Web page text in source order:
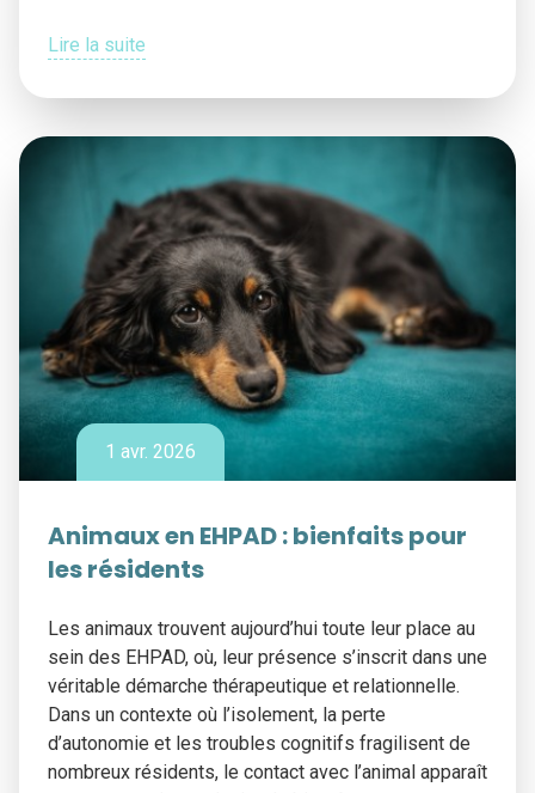
Lire la suite
1 avr. 2026
Animaux en EHPAD : bienfaits pour
les résidents
Les animaux trouvent aujourd’hui toute leur place au
sein des EHPAD, où, leur présence s’inscrit dans une
véritable démarche thérapeutique et relationnelle.
Dans un contexte où l’isolement, la perte
d’autonomie et les troubles cognitifs fragilisent de
nombreux résidents, le contact avec l’animal apparaît